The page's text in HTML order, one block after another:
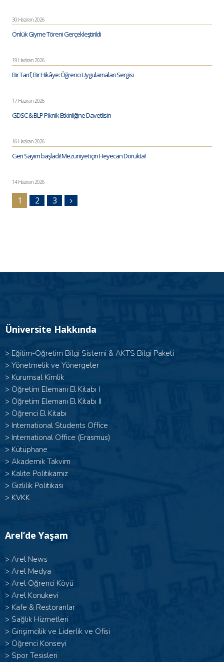
30 Haziran 2026
Önlük Giyme Töreni Gerçekleştirildi
19 Haziran 2026
Bir Tarif, Bir Hikâye: Öğrenci Uygulamaları Sergisi
17 Haziran 2026
GDSC & BLP Piknik Etkinliğine Davetlisin
16 Haziran 2026
Geri Sayım başladı! Mezuniyet için Heyecan Dorukta!
14 Haziran 2026
1 2 3
Üniversite Hakkında
> Eğitim-Öğretim Bilgi Sistemi & AKTS Bilgi Paketi
> Yönetmelik ve Yönergeler
> Kurumsal Kimlik
> Öğretim Elemanı El Kitabı I
> Öğretim Elemanı El Kitabı II
> Öğrenci El Kitabı
> International Students Office
> International Office (Erasmus)
> Kütüphane
> Akademik Takvim
> Kalite Politikamız
> Gizlilik Politikası
> KVKK
Arel’de Yaşam
> Arel News
> Arel Medya
> Arel Öğrenci Köyü
> Arel Konukevi
> Kafe & Restoranlar
> Sağlık Hizmetleri
> Girişimcilik ve Liderlik ve Ofisi
> Öğrenci Konseyi
> Spor Tesisleri